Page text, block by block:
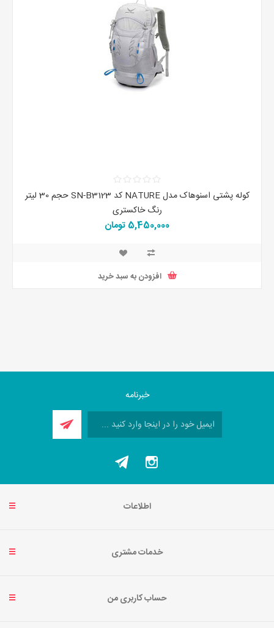
کوله پشتی اسنوهاک مدل NATURE کد SN-B3123 حجم 30 لیتر
رنگ خاکستری
5,450,000 تومان
افزودن به سبد خرید
خبرنامه
اطلاعات
خدمات مشتری
حساب کاربری من